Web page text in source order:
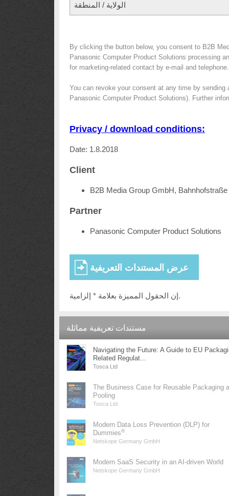
الولاية / المنطقة
By clicking the button below, you consent to B2B
Panasonic Computer Product Solutions processing
for marketing-related contact by e-mail and telephone.
You can revoke your consent at any time by sending
Panasonic Computer Product Solutions). Further
Privacy / download conditions:
Date: 1.8.2018
Client
B2B Media Group GmbH,
Partner
Panasonic Computer Product Solutions
إن الحقول المميزة بعلامة * إلزامية.
مستندات تعريفية مماثلة
Navigating the Future: A Guide to EU
Related Regulat...
Tosca Ltd
The Business Case for Reusable Packaging
Pooling
Tosca Ltd
Modern Data Loss Prevention (DLP) for
Dummies®
Netskope Germany GmbH
Modern SaaS Security in an AI-driven World
Netskope Germany GmbH